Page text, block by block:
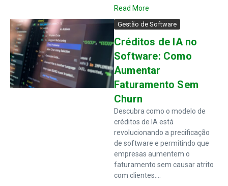
Read More
Gestão de Software
Créditos de IA no
Software: Como
Aumentar
Faturamento Sem
Churn
Descubra como o modelo de
créditos de IA está
revolucionando a precificação
de software e permitindo que
empresas aumentem o
faturamento sem causar atrito
com clientes....